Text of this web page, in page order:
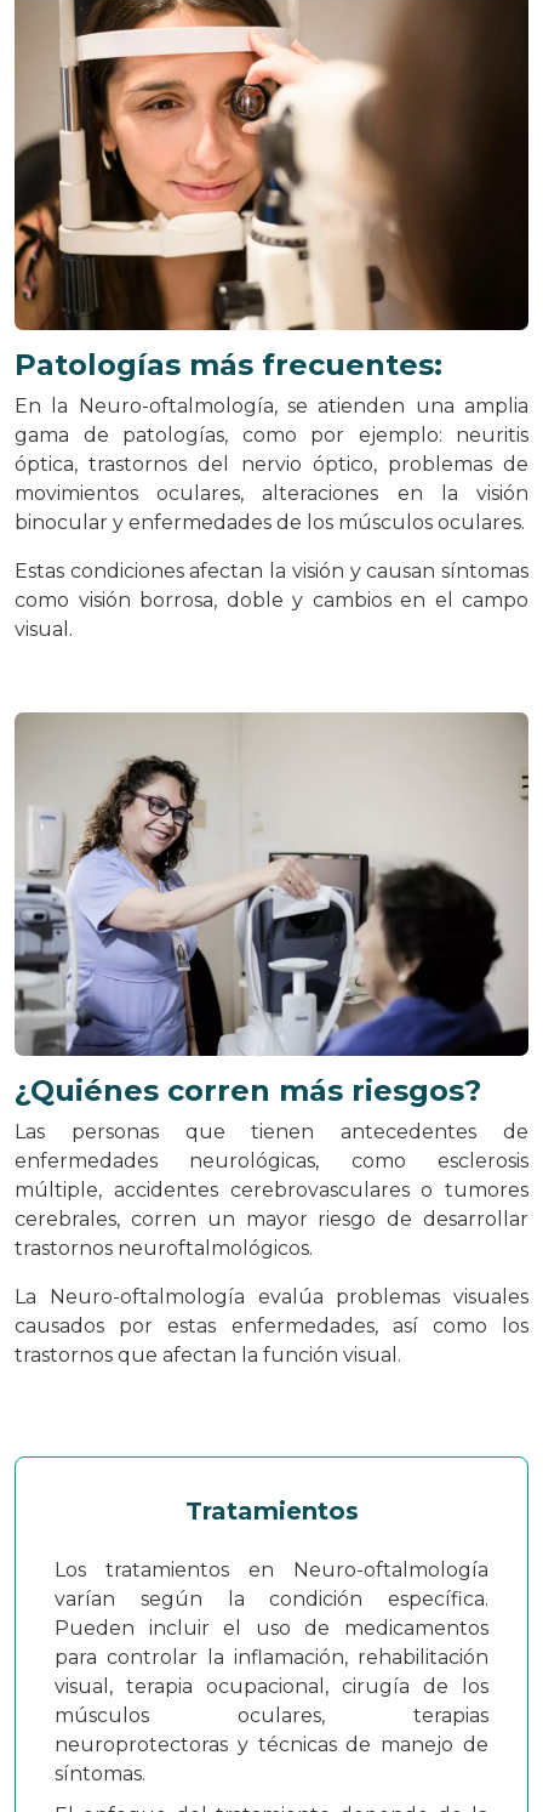
Patologías más frecuentes:
En la Neuro-oftalmología, se atienden una amplia
gama de patologías, como por ejemplo: neuritis
óptica, trastornos del nervio óptico, problemas de
movimientos oculares, alteraciones en la visión
binocular y enfermedades de los músculos oculares.
Estas condiciones afectan la visión y causan síntomas
como visión borrosa, doble y cambios en el campo
visual.
¿Quiénes corren más riesgos?
Las personas que tienen antecedentes de
enfermedades neurológicas, como esclerosis
múltiple, accidentes cerebrovasculares o tumores
cerebrales, corren un mayor riesgo de desarrollar
trastornos neuroftalmológicos.
La Neuro-oftalmología evalúa problemas visuales
causados por estas enfermedades, así como los
trastornos que afectan la función visual.
Tratamientos
Los tratamientos en Neuro-oftalmología
varían según la condición específica.
Pueden incluir el uso de medicamentos
para controlar la inflamación, rehabilitación
visual, terapia ocupacional, cirugía de los
músculos oculares, terapias
neuroprotectoras y técnicas de manejo de
síntomas.